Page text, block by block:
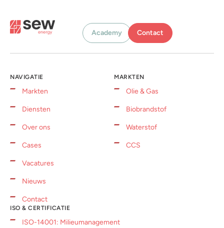
Academy Contact
NAVIGATIE
Markten
Diensten
Over ons
Cases
Vacatures
Nieuws
Contact
MARKTEN
Olie & Gas
Biobrandstof
Waterstof
CCS
ISO & CERTIFICATIE
ISO-14001: Milieumanagement